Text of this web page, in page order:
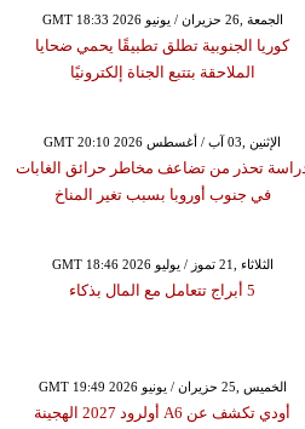
GMT 18:33 2026 الجمعة ,26 حزيران / يونيو
كوريا الجنوبية تطلق تطبيقًا يحمي ضحايا
الملاحقة بتتبع الجناة إلكترونيًا
GMT 20:10 2026 الإثنين ,03 آب / أغسطس
تحذر من تضاعف مخاطر حرائق الغابات
في جنوب أوروبا بسبب تغير المناخ
GMT 18:46 2026 الثلاثاء ,21 تموز / يوليو
5 أبراج تتعامل مع المال بذكاء
GMT 19:49 2026 الخميس ,25 حزيران / يونيو
أودي تكشف عن A6 أولرود 2027 الهجينة